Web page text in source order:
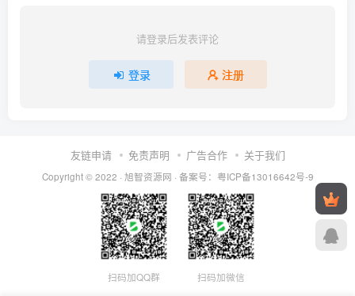
请登录后发表评论
登录 注册
友链申请 免责声明 广告合作 关于我们
Copyright © 2022 · 旭智资源网 · 备案号： 粤ICP备13016642号-9
扫码加QQ群 扫码加微信